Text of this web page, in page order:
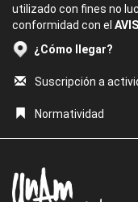
utilizado con fines no
conformidad con el
¿Cómo llegar?
Suscripción a
Normatividad